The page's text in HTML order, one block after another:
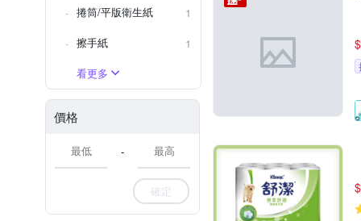
捲筒/平版衛生紙
1
擦手紙
1
看更多
價格
-
確定
$
$